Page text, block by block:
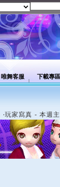
唯舞客服 下載專區
‧玩家寫真 - 本週